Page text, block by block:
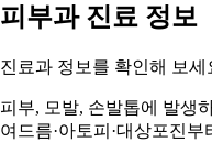
피부과 진료 정보
진료과 정보를 확인해 보세
피부, 모발, 손발톱에 발생
여드름·아토피·대상포진부